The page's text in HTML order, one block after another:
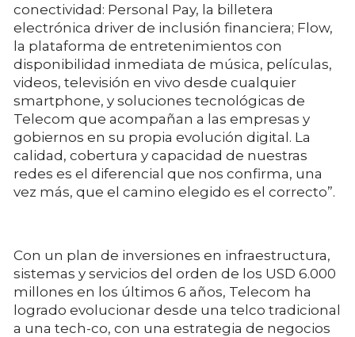
conectividad: Personal Pay, la billetera
electrónica driver de inclusión financiera; Flow,
la plataforma de entretenimientos con
disponibilidad inmediata de música, películas,
videos, televisión en vivo desde cualquier
smartphone, y soluciones tecnológicas de
Telecom que acompañan a las empresas y
gobiernos en su propia evolución digital. La
calidad, cobertura y capacidad de nuestras
redes es el diferencial que nos confirma, una
vez más, que el camino elegido es el correcto”.
Con un plan de inversiones en infraestructura,
sistemas y servicios del orden de los USD 6.000
millones en los últimos 6 años, Telecom ha
logrado evolucionar desde una telco tradicional
a una tech-co, con una estrategia de negocios